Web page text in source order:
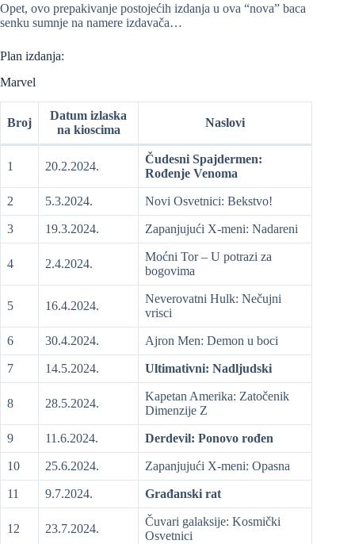
Opet, ovo prepakivanje postojećih izdanja u ova “nova” baca
senku sumnje na namere izdavača…
Plan izdanja:
Marvel
Broj
Datum izlaska
na kioscima
Naslovi
1 20.2.2024.
Čudesni Spajdermen:
Rođenje Venoma
2 5.3.2024. Novi Osvetnici: Bekstvo!
3 19.3.2024. Zapanjujući X-meni: Nadareni
4 2.4.2024.
Moćni Tor – U potrazi za
bogovima
5 16.4.2024.
Neverovatni Hulk: Nečujni
vrisci
6 30.4.2024. Ajron Men: Demon u boci
7 14.5.2024. Ultimativni: Nadljudski
8 28.5.2024.
Kapetan Amerika: Zatočenik
Dimenzije Z
9 11.6.2024. Derdevil: Ponovo rođen
10 25.6.2024. Zapanjujući X-meni: Opasna
11 9.7.2024. Građanski rat
12 23.7.2024.
Čuvari galaksije: Kosmički
Osvetnici